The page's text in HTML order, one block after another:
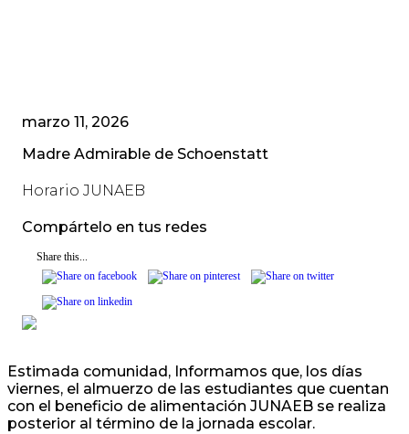
marzo 11, 2026
Madre Admirable de Schoenstatt
Horario JUNAEB
Compártelo en tus redes
Share this...
Estimada comunidad, Informamos que, los días
viernes, el almuerzo de las estudiantes que cuentan
con el beneficio de alimentación JUNAEB se realiza
posterior al término de la jornada escolar.